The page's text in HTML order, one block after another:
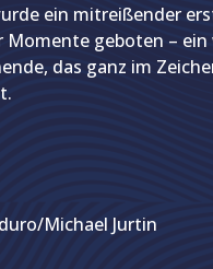
ein mitreißender
Momente geboten –
das ganz im
Michael Jurtin